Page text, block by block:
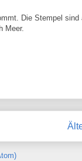
Die Stempel sind
Meer.